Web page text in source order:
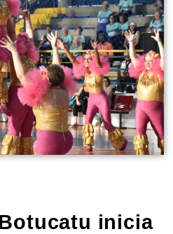
inicia